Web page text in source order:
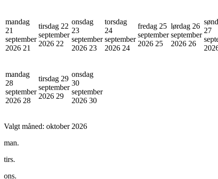
mandag
21
september
2026 21
tirsdag 22
september
2026 22
onsdag
23
september
2026 23
torsdag
24
september
2026 24
fredag 25
september
2026 25
lørdag 26
september
2026 26
27
mandag
28
september
2026 28
tirsdag 29
september
2026 29
onsdag
30
september
2026 30
Valgt måned: oktober 2026
man.
tirs.
ons.